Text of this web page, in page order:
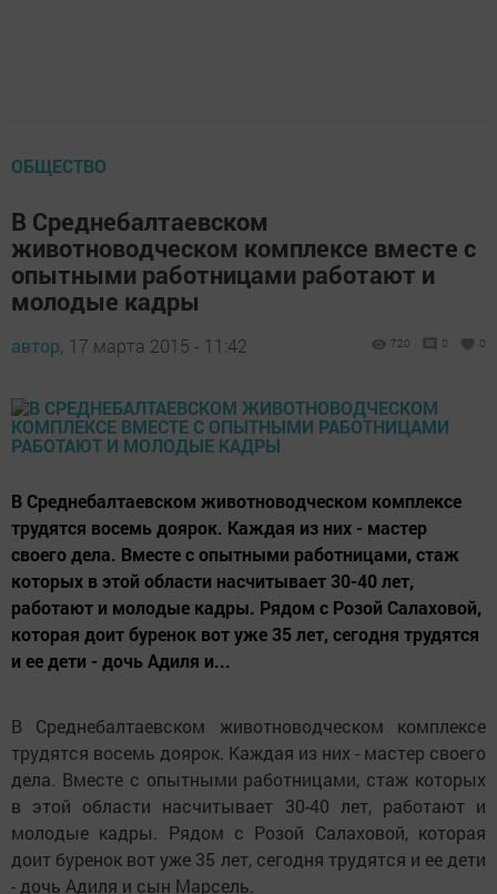
ОБЩЕСТВО
В Среднебалтаевском
животноводческом комплексе вместе с
опытными работницами работают и
молодые кадры
автор, 17 марта 2015 - 11:42 720 0 0
В Среднебалтаевском животноводческом комплексе
трудятся восемь доярок. Каждая из них - мастер
своего дела. Вместе с опытными работницами, стаж
которых в этой области насчитывает 30-40 лет,
работают и молодые кадры. Рядом с Розой Салаховой,
которая доит буренок вот уже 35 лет, сегодня трудятся
и ее дети - дочь Адиля и...
В Среднебалтаевском животноводческом комплексе
трудятся восемь доярок. Каждая из них - мастер своего
дела. Вместе с опытными работницами, стаж которых
в этой области насчитывает 30-40 лет, работают и
молодые кадры. Рядом с Розой Салаховой, которая
доит буренок вот уже 35 лет, сегодня трудятся и ее дети
- дочь Адиля и сын Марсель.